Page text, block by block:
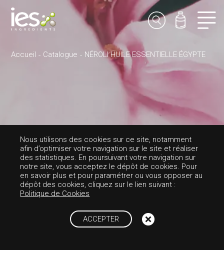
Accueil Catalogue NÉROLI HUILE ESSENTIELLE ÉGYPTE
PARFUMS-FLORALE
NÉROLI HUILE ES
SENTIELLE ÉGYP
Nous utilisons des cookies sur ce site, notamment
afin d’optimiser votre navigation sur le site et réaliser
des statistiques. En poursuivant votre navigation sur
notre site, vous acceptez le dépôt de cookies. Pour
en savoir plus et pour paramétrer ou vous opposer au
dépôt des cookies, cliquez sur le lien suivant :
Politique de Cookies
ACCEPTER